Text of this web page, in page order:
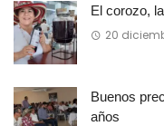
El corozo,
20
Buenos
años